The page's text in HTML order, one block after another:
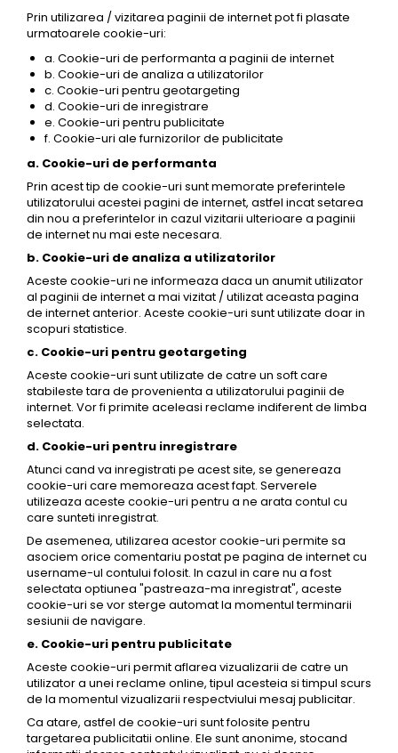
Prin utilizarea / vizitarea paginii de internet pot fi plasate
urmatoarele cookie-uri:
a. Cookie-uri de performanta a paginii de internet
b. Cookie-uri de analiza a utilizatorilor
c. Cookie-uri pentru geotargeting
d. Cookie-uri de inregistrare
e. Cookie-uri pentru publicitate
f. Cookie-uri ale furnizorilor de publicitate
a. Cookie-uri de performanta
Prin acest tip de cookie-uri sunt memorate preferintele
utilizatorului acestei pagini de internet, astfel incat setarea
din nou a preferintelor in cazul vizitarii ulterioare a paginii
de internet nu mai este necesara.
b. Cookie-uri de analiza a utilizatorilor
Aceste cookie-uri ne informeaza daca un anumit utilizator
al paginii de internet a mai vizitat / utilizat aceasta pagina
de internet anterior. Aceste cookie-uri sunt utilizate doar in
scopuri statistice.
c. Cookie-uri pentru geotargeting
Aceste cookie-uri sunt utilizate de catre un soft care
stabileste tara de provenienta a utilizatorului paginii de
internet. Vor fi primite aceleasi reclame indiferent de limba
selectata.
d. Cookie-uri pentru inregistrare
Atunci cand va inregistrati pe acest site, se genereaza
cookie-uri care memoreaza acest fapt. Serverele
utilizeaza aceste cookie-uri pentru a ne arata contul cu
care sunteti inregistrat.
De asemenea, utilizarea acestor cookie-uri permite sa
asociem orice comentariu postat pe pagina de internet cu
username-ul contului folosit. In cazul in care nu a fost
selectata optiunea "pastreaza-ma inregistrat", aceste
cookie-uri se vor sterge automat la momentul terminarii
sesiunii de navigare.
e. Cookie-uri pentru publicitate
Aceste cookie-uri permit aflarea vizualizarii de catre un
utilizator a unei reclame online, tipul acesteia si timpul scurs
de la momentul vizualizarii respectviului mesaj publicitar.
Ca atare, astfel de cookie-uri sunt folosite pentru
targetarea publicitatii online. Ele sunt anonime, stocand